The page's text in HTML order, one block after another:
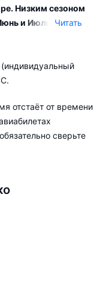
Низким сезоном
и Июль. Читать
Хардинес-
до вылета,
может измениться
перелёта,
(индивидуальный
отстаёт от времени
сверьте